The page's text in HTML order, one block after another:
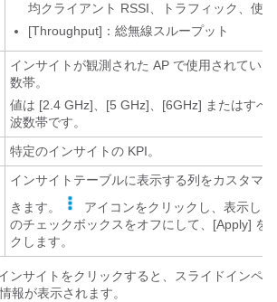
均クライアント RSSI、トラフィック、使
[Throughput]：総無線スループット
インサイトが観測された AP で使用されてい
数帯。
値は [2.4 GHz]、[5 GHz]、[6GHz] またはすべ
波数帯です。
特定のインサイトの KPI。
インサイトテーブルに表示する列をカスタマ
きます。
アイコンをクリックし、表示し
のチェックボックスをオフにして、[Apply] を
クします。
ンサイトをクリックすると、
スライドインペ
報が表示されます。